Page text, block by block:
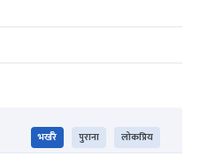
भर्खरै पुराना लोकप्रिय